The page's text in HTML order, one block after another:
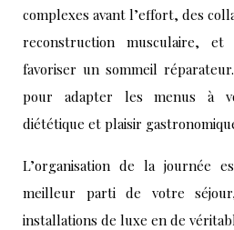
complexes avant l’effort, des
reconstruction musculaire,
favoriser un sommeil
pour adapter les menus à
diététique et plaisir
L’organisation de la
meilleur parti de votre
installations de luxe en de